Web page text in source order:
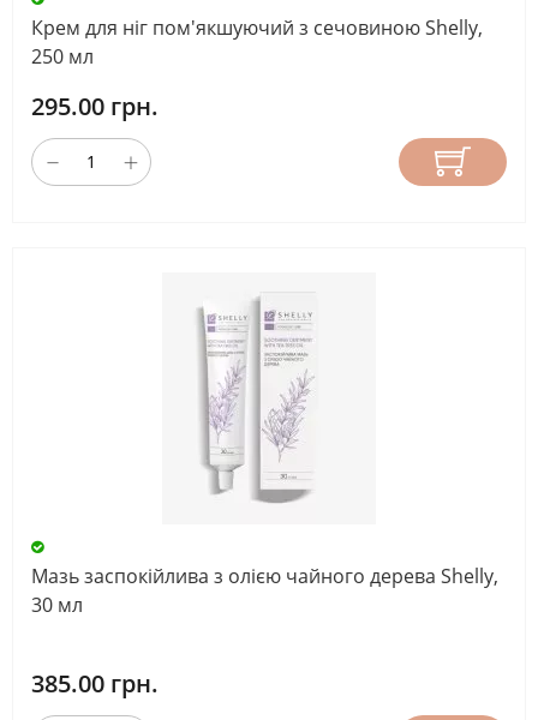
Крем для ніг пом'якшуючий з сечовиною Shelly,
250 мл
295.00 грн.
Мазь заспокійлива з олією чайного дерева Shelly,
30 мл
385.00 грн.